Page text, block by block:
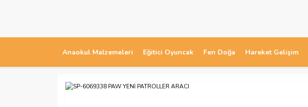
Anaokul Malzemeleri Eğitici Oyuncak Fen Doğa Hareket Gelişim